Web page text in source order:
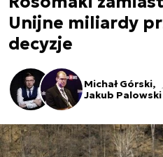
Unijne miliardy
decyzje
Michał Górski,
Jakub Palowski